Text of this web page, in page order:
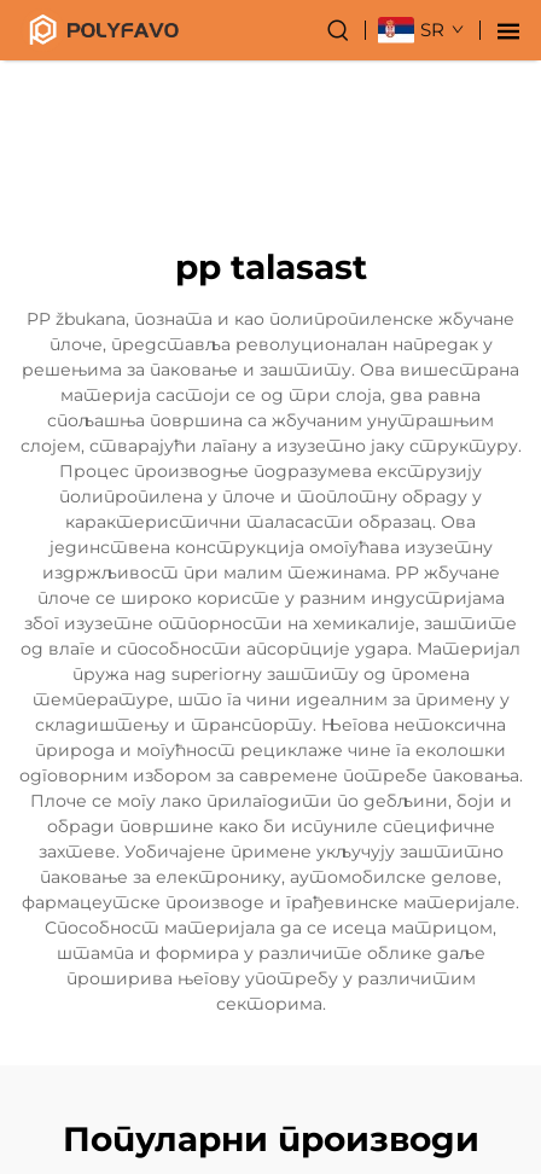
SR
pp talasast
PP žbukana, позната и као полипропиленске жбучане
плоче, представља револуционалан напредак у
решењима за паковање и заштиту. Ова вишестрана
материја састоји се од три слоја, два равна
спољашња површина са жбучаним унутрашњим
слојем, стварајући лагану а изузетно јаку структуру.
Процес производње подразумева екструзију
полипропилена у плоче и топлотну обраду у
карактеристични таласасти образац. Ова
јединствена конструкција омогућава изузетну
издржљивост при малим тежинама. PP жбучане
плоче се широко користе у разним индустријама
због изузетне отпорности на хемикалије, заштите
од влаге и способности апсорпције удара. Материјал
пружа над superiorну заштиту од промена
температуре, што га чини идеалним за примену у
складиштењу и транспорту. Његова нетоксична
природа и могућност рециклаже чине га еколошки
одговорним избором за савремене потребе паковања.
Плоче се могу лако прилагодити по дебљини, боји и
обради површине како би испуниле специфичне
захтеве. Уобичајене примене укључују заштитно
паковање за електронику, аутомобилске делове,
фармацеутске производе и грађевинске материјале.
Способност материјала да се исеца матрицом,
штампа и формира у различите облике даље
проширива његову употребу у различитим
секторима.
Популарни производи